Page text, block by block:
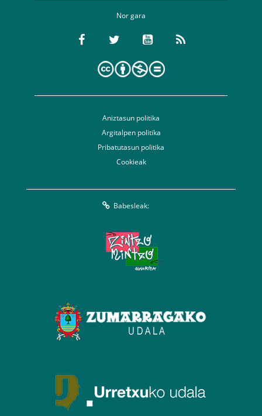
Nor gara
Aniztasun politika
Argitalpen politika
Pribatutasun politika
Cookieak
Babesleak: